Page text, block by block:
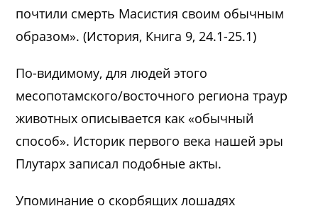
почтили смерть Масистия своим обычным
образом». (История, Книга 9, 24.1-25.1)
По-видимому, для людей этого
месопотамского/восточного региона траур
животных описывается как «обычный
способ». Историк первого века нашей эры
Плутарх записал подобные акты.
Упоминание о скорбящих лошадях